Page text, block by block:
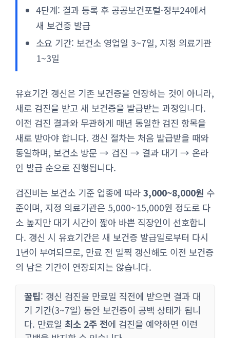
4단계: 결과 등록 후 공공보건포털·정부24에서
새 보건증 발급
소요 기간: 보건소 영업일 3~7일, 지정 의료기관
1~3일
유효기간 갱신은 기존 보건증을 연장하는 것이 아니라,
새로 검진을 받고 새 보건증을 발급받는 과정입니다.
이전 검진 결과와 무관하게 매년 동일한 검진 항목을
새로 받아야 합니다. 갱신 절차는 처음 발급받을 때와
동일하며, 보건소 방문 → 검진 → 결과 대기 → 온라
인 발급 순으로 진행됩니다.
검진비는 보건소 기준 업종에 따라 3,000~8,000원 수
준이며, 지정 의료기관은 5,000~15,000원 정도로 다
소 높지만 대기 시간이 짧아 바쁜 직장인이 선호합니
다. 갱신 시 유효기간은 새 보건증 발급일로부터 다시
1년이 부여되므로, 만료 전 일찍 갱신해도 이전 보건증
의 남은 기간이 연장되지는 않습니다.
꿀팁: 갱신 검진을 만료일 직전에 받으면 결과 대
기 기간(3~7일) 동안 보건증이 공백 상태가 됩니
다. 만료일 최소 2주 전에 검진을 예약하면 이런